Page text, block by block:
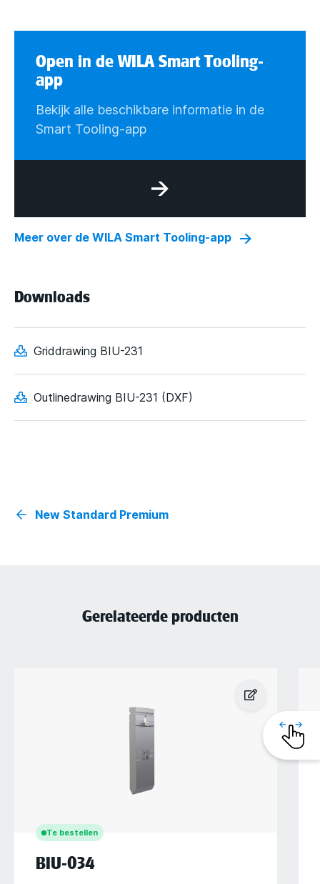
Open in de WILA Smart Tooling-
app
Bekijk alle beschikbare informatie in de
Smart Tooling-app
Meer over de WILA Smart Tooling-app
Downloads
Griddrawing BIU-231
Outlinedrawing BIU-231 (DXF)
New Standard Premium
Gerelateerde producten
Te bestellen
BIU-034